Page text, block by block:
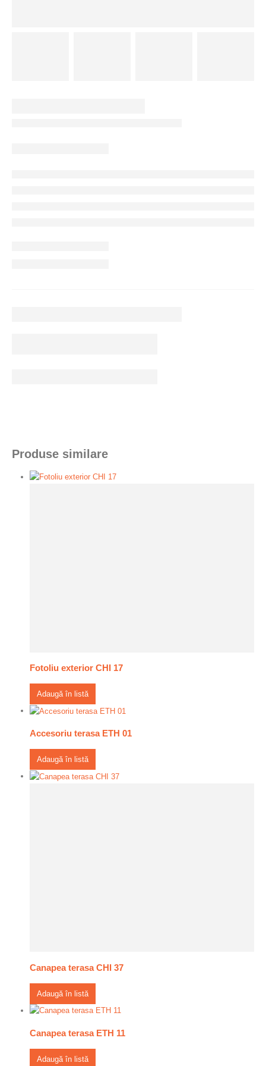
Produse similare
Fotoliu exterior CHI 17
Adaugă în listă
Accesoriu terasa ETH 01
Adaugă în listă
Canapea terasa CHI 37
Adaugă în listă
Canapea terasa ETH 11
Adaugă în listă